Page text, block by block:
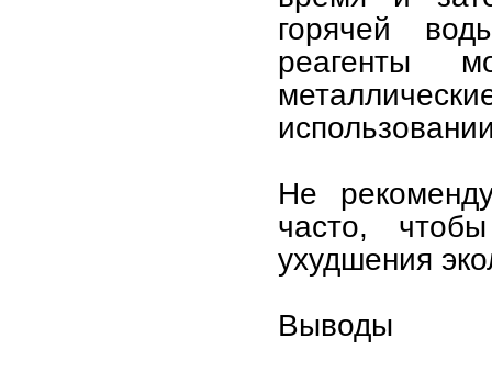
горячей
реагенты
Не
часто,
ухудшения
Выводы